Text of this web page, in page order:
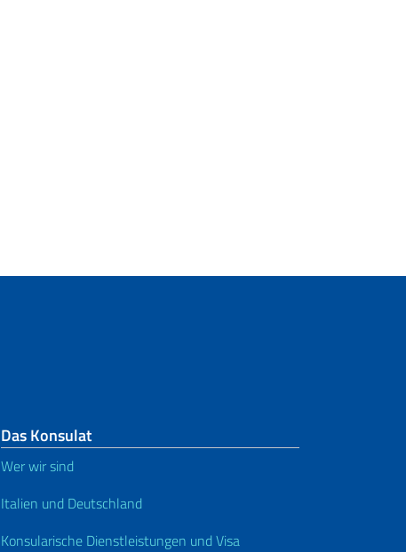
Das Konsulat
Wer wir sind
Italien und Deutschland
Konsularische Dienstleistungen und Visa